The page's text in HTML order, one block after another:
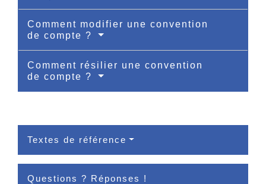
Comment modifier une convention
de compte ?
Comment résilier une convention
de compte ?
Textes de référence
Questions ? Réponses !